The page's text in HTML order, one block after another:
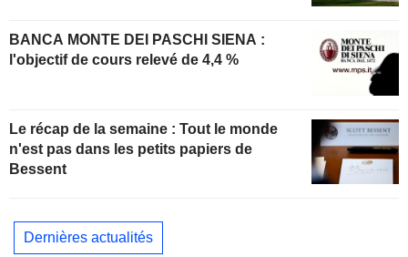
BANCA MONTE DEI PASCHI SIENA :
l'objectif de cours relevé de 4,4 %
Le récap de la semaine : Tout le monde
n'est pas dans les petits papiers de
Bessent
Dernières actualités